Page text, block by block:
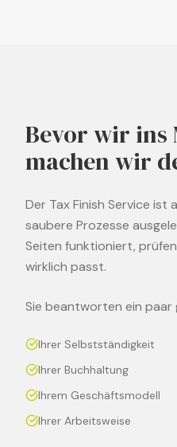
Bevor wir ins
machen wir
Der Tax Finish Service ist
saubere Prozesse
Seiten funktioniert,
wirklich passt.
Sie beantworten ein paar
Ihrer Selbstständigkeit
Ihrer Buchhaltung
Ihrem Geschäftsmodell
Ihrer Arbeitsweise